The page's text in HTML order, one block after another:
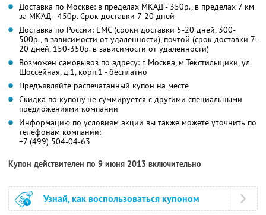
Доставка по Москве: в пределах МКАД - 350р., в пределах 7 км
за МКАД - 450р. Срок доставки 7-20 дней
Доставка по России: ЕМС (сроки доставки 5-20 дней, 300-
500р., в зависимости от удаленности), почтой (срок доставки 7-
20 дней, 150-350р. в зависимости от удаленности)
Возможен самовывоз по адресу: г. Москва, м.Текстильщики, ул.
Шоссейная, д.1, корп.1 - бесплатно
Предъявляйте распечатанный купон на месте
Скидка по купону не суммируется с другими специальными
предложениями компании
Информацию по условиям акции вы также можете уточнить по
телефонам компании:
+7 (499) 504-04-63
Купон действителен по 9 июня 2013 включительно
Узнай, как воспользоваться купоном